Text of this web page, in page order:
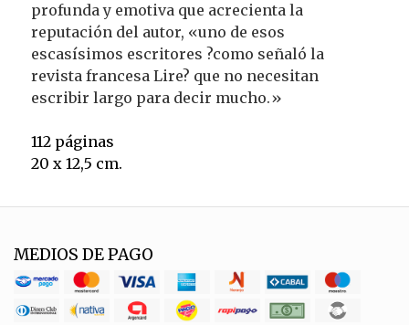
profunda y emotiva que acrecienta la
reputación del autor, «uno de esos
escasísimos escritores ?como señaló la
revista francesa Lire? que no necesitan
escribir largo para decir mucho.»
112 páginas
20 x 12,5 cm.
MEDIOS DE PAGO